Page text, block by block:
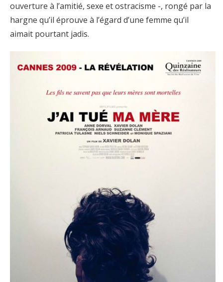
ouverture à l’amitié, sexe et ostracisme -, rongé par la
hargne qu’il éprouve à l’égard d’une femme qu’il
aimait pourtant jadis.